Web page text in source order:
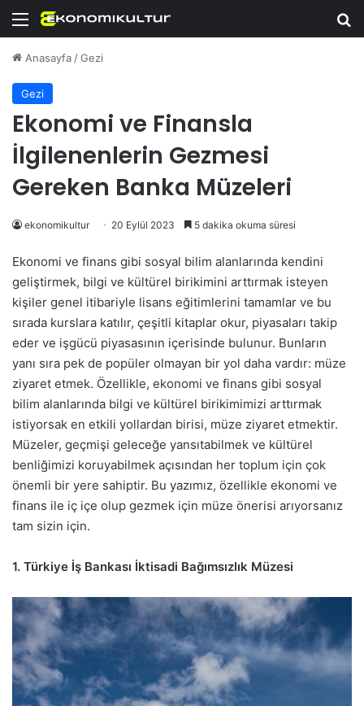
Menü
Anasayfa/Gezi
Gezi
Ekonomi ve Finansla
İlgilenenlerin Gezmesi
Gereken Banka Müzeleri
ekonomikultur 20 Eylül 2023 5 dakika okuma süresi
Ekonomi ve finans gibi sosyal bilim alanlarında kendini
geliştirmek, bilgi ve kültürel birikimini arttırmak isteyen
kişiler genel itibariyle lisans eğitimlerini tamamlar ve bu
sırada kurslara katılır, çeşitli kitaplar okur, piyasaları takip
eder ve işgücü piyasasının içerisinde bulunur. Bunların
yanı sıra pek de popüler olmayan bir yol daha vardır: müze
ziyaret etmek. Özellikle, ekonomi ve finans gibi sosyal
bilim alanlarında bilgi ve kültürel birikimimizi arttırmak
istiyorsak en etkili yollardan birisi, müze ziyaret etmektir.
Müzeler, geçmişi geleceğe yansıtabilmek ve kültürel
benliğimizi koruyabilmek açısından her toplum için çok
önemli bir yere sahiptir. Bu yazımız, özellikle ekonomi ve
finans ile iç içe olup gezmek için müze önerisi arıyorsanız
tam sizin için.
1. Türkiye İş Bankası İktisadi Bağımsızlık Müzesi